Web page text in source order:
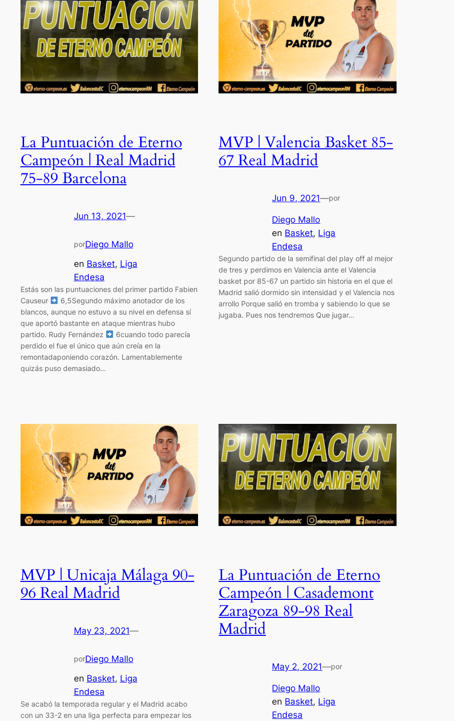
La Puntuación de Eterno
Campeón | Real Madrid
75-89 Barcelona
Jun 13, 2021—
porDiego Mallo
en Basket, Liga
Endesa
Estás son las puntuaciones del primer partido Fabien
Causeur
6,5Segundo máximo anotador de los
blancos, aunque no estuvo a su nivel en defensa sí
que aportó bastante en ataque mientras hubo
partido. Rudy Fernández
6cuando todo parecía
perdido el fue el único que aún creía en la
remontadaponiendo corazón. Lamentablemente
quizás puso demasiado…
MVP | Valencia Basket 85-
67 Real Madrid
Jun 9, 2021—por
Diego Mallo
en Basket, Liga
Endesa
Segundo partido de la semifinal del play off al mejor
de tres y perdimos en Valencia ante el Valencia
basket por 85-67 un partido sin historia en el que el
Madrid salió dormido sin intensidad y el Valencia nos
arrollo Porque salió en tromba y sabiendo lo que se
jugaba. Pues nos tendremos Que jugar…
MVP | Unicaja Málaga 90-
96 Real Madrid
May 23, 2021—
porDiego Mallo
en Basket, Liga
Endesa
Se acabó la temporada regular y el Madrid acabo
con un 33-2 en una liga perfecta para empezar los
La Puntuación de Eterno
Campeón | Casademont
Zaragoza 89-98 Real
Madrid
May 2, 2021—por
Diego Mallo
en Basket, Liga
Endesa